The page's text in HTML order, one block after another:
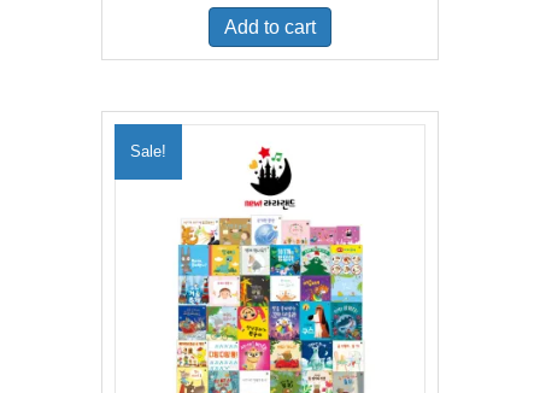
was:
$480.00.
is:
Add to cart
Sale!